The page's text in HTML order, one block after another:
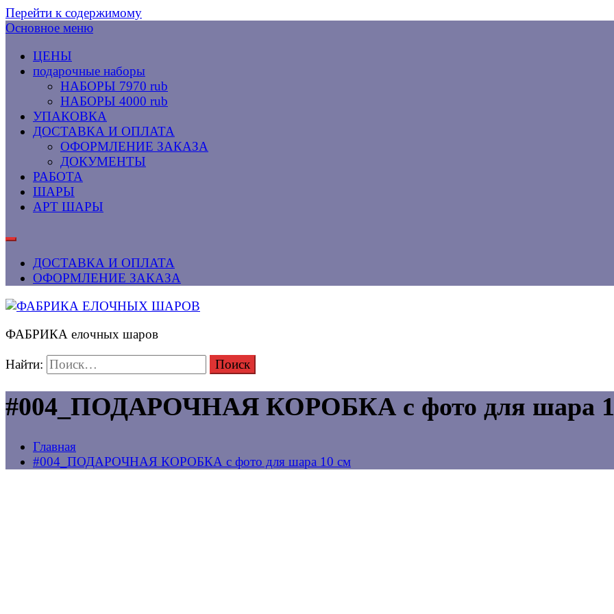
Перейти к содержимому
Основное меню
ЦЕНЫ
подарочные наборы
НАБОРЫ 7970 rub
НАБОРЫ 4000 rub
УПАКОВКА
ДОСТАВКА И ОПЛАТА
ОФОРМЛЕНИЕ ЗАКАЗА
ДОКУМЕНТЫ
РАБОТА
ШАРЫ
АРТ ШАРЫ
ДОСТАВКА И ОПЛАТА
ОФОРМЛЕНИЕ ЗАКАЗА
ФАБРИКА елочных шаров
Найти:
#004_ПОДАРОЧНАЯ КОРОБКА с фото для шара
Главная
#004_ПОДАРОЧНАЯ КОРОБКА с фото для шара 10 см